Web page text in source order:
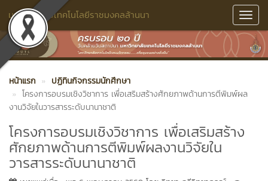
มหาวิทยาลัยเทคโนโลยีราชมงคลล้านนา
หน้าแรก
ปฏิทินกิจกรรมนักศึกษา
โครงการอบรมเชิงวิชาการ เพื่อเสริมสร้างศักยภาพด้านการตีพิมพ์ผล
งานวิจัยในวารสารระดับนานาชาติ
โครงการอบรมเชิงวิชาการ เพื่อเสริมสร้าง
ศักยภาพด้านการตีพิมพ์ผลงานวิจัยใน
วารสารระดับนานาชาติ